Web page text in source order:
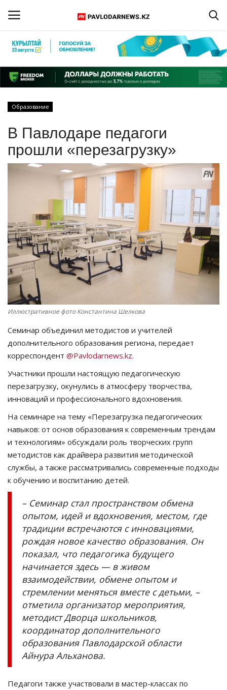
Регистрация
Главная
ПАВЛОДАРСКАЯ ОБЛАСТЬ
КАЗАХСТАН
СПЕЦПРОЕКТЫ
СПОРТ
Чек-лист
РАЗВЛЕЧЕНИЯ
Курултай
Язык
Русский
Образование
В Павлодаре педагоги
прошли «перезагрузку»
Иллюстративное фото Константина Шелкова
Семинар объединил методистов и учителей
дополнительного образования региона, передает
корреспондент @Pavlodarnews.kz.
Участники прошли настоящую педагогическую
перезагрузку, окунулись в атмосферу творчества,
инноваций и профессионального вдохновения.
На семинаре на тему «Перезагрузка педагогических
навыков: от основ образования к современным трендам
и технологиям» обсуждали роль творческих групп
методистов как драйвера развития методической
службы, а также рассматривались современные подходы
к обучению и воспитанию детей.
– Семинар стал пространством обмена
опытом, идей и вдохновения, местом, где
традиции встречаются с инновациями,
рождая новое качество образования. Он
показал, что педагогика будущего
начинается здесь — в живом
взаимодействии, обмене опытом и
стремлении меняться вместе с детьми, –
отметила организатор мероприятия,
методист Дворца школьников,
координатор дополнительного
образования Павлодарской области
Айнура Альханова.
Педагоги также участвовали в мастер-классах по